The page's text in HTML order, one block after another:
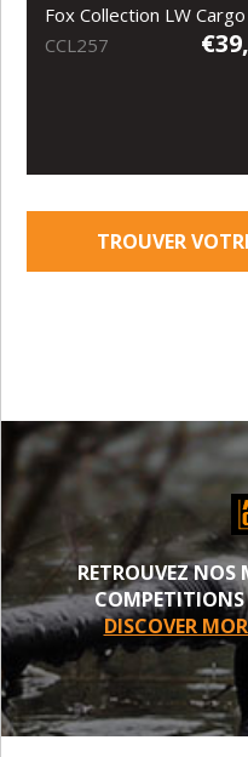
Fox Collection LW
CCL257
TROUVER
RETROUVEZ NOS
COMPETITIONS
DISCOVER